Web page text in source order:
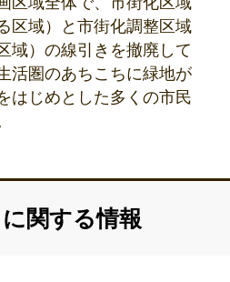
区域）と市街化調整区域
域）の線引きを撤廃して
活圏のあちこちに緑地が
はじめとした多くの市民
関する情報